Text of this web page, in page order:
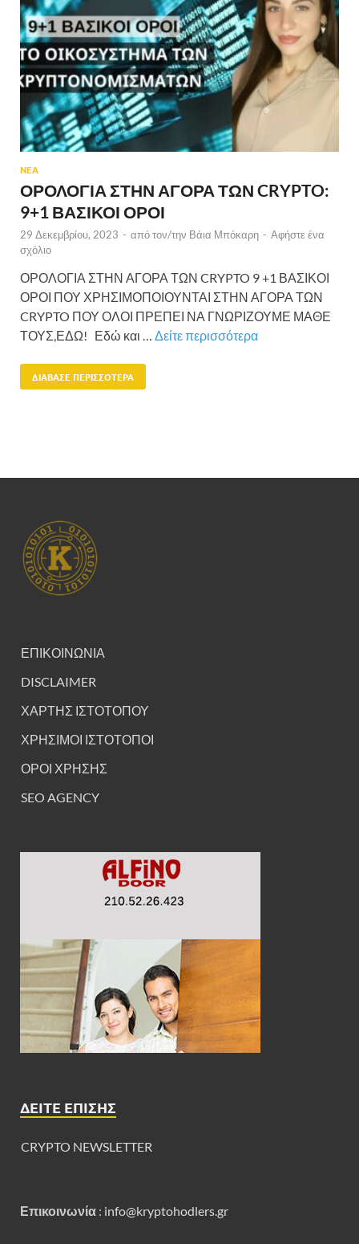
ΝΕΑ
ΟΡΟΛΟΓΙΑ ΣΤΗΝ ΑΓΟΡΑ ΤΩΝ CRYPTO:
9+1 ΒΑΣΙΚΟΙ ΟΡΟΙ
29 Δεκεμβρίου, 2023 - από τον/την Βάια Μπόκαρη - Αφήστε ένα
σχόλιο
ΟΡΟΛΟΓΙΑ ΣΤΗΝ ΑΓΟΡΑ ΤΩΝ CRYPTO 9 +1 ΒΑΣΙΚΟΙ
ΟΡΟΙ ΠΟΥ ΧΡΗΣΙΜΟΠΟΙΟΥΝΤΑΙ ΣΤΗΝ ΑΓΟΡΑ ΤΩΝ
CRYPTO ΠΟΥ ΟΛΟΙ ΠΡΕΠΕΙ ΝΑ ΓΝΩΡΙΖΟΥΜΕ ΜΑΘΕ
ΤΟΥΣ,ΕΔΩ! Εδώ και … Δείτε περισσότερα
ΔΙΆΒΑΣΕ ΠΕΡΙΣΣΌΤΕΡΑ
ΕΠΙΚΟΙΝΩΝΙΑ
DISCLAIMER
ΧΑΡΤΗΣ ΙΣΤΟΤΟΠΟΥ
ΧΡΗΣΙΜΟΙ ΙΣΤΟΤΟΠΟΙ
ΟΡΟΙ ΧΡΗΣΗΣ
SEO AGENCY
ΔΕΊΤΕ ΕΠΊΣΗΣ
CRYPTO NEWSLETTER
Επικοινωνία : info@kryptohodlers.gr